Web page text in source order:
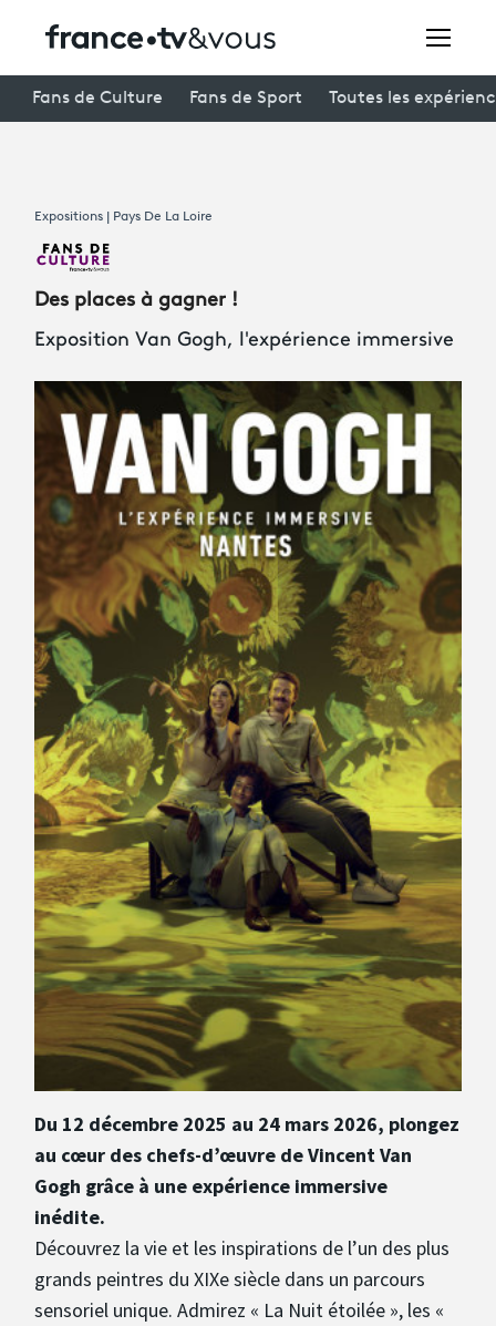
connexion
Avantages fidélité
Creators
À la une
Productions et innovation
Programme tv
Fans de Culture Fans de Sport Toutes les
Expositions | Pays De La Loire
Des places à gagner !
Exposition Van Gogh, l'expérience immersive
Du 12 décembre 2025 au 24 mars 2026, plongez
au cœur des chefs-d’œuvre de Vincent Van
Gogh grâce à une expérience immersive
inédite.
Découvrez la vie et les inspirations de l’un des plus
grands peintres du XIXe siècle dans un parcours
sensoriel unique. Admirez « La Nuit étoilée », les «